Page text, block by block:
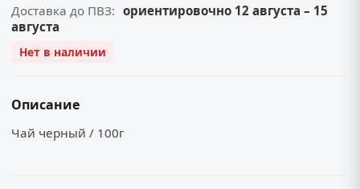
Доставка до ПВЗ: ориентировочно 12 августа – 15
августа
Нет в наличии
Описание
Чай черный / 100г